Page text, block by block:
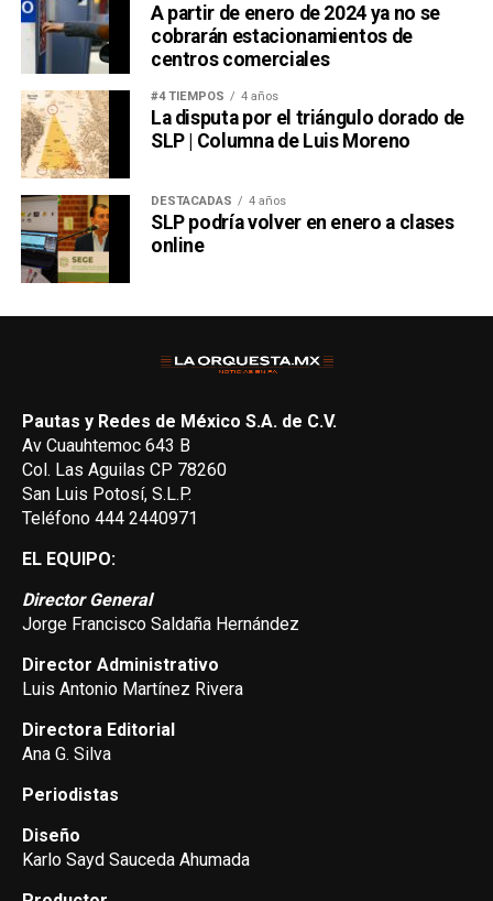
A partir de enero de 2024 ya no se
cobrarán estacionamientos de
centros comerciales
#4 TIEMPOS 4 años
La disputa por el triángulo dorado de
SLP | Columna de Luis Moreno
DESTACADAS 4 años
SLP podría volver en enero a clases
online
Pautas y Redes de México S.A. de C.V.
Av Cuauhtemoc 643 B
Col. Las Aguilas CP 78260
San Luis Potosí, S.L.P.
Teléfono 444 2440971
EL EQUIPO:
Director General
Jorge Francisco Saldaña Hernández
Director Administrativo
Luis Antonio Martínez Rivera
Directora Editorial
Ana G. Silva
Periodistas
Diseño
Karlo Sayd Sauceda Ahumada